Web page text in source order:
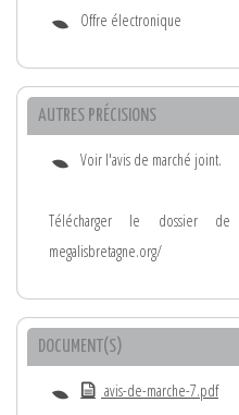
Offre électronique
AUTRES PRÉCISIONS
Voir l'avis de marché joint.
Télécharger le dossier
megalisbretagne.org/
DOCUMENT(S)
avis-de-marche-7.pdf